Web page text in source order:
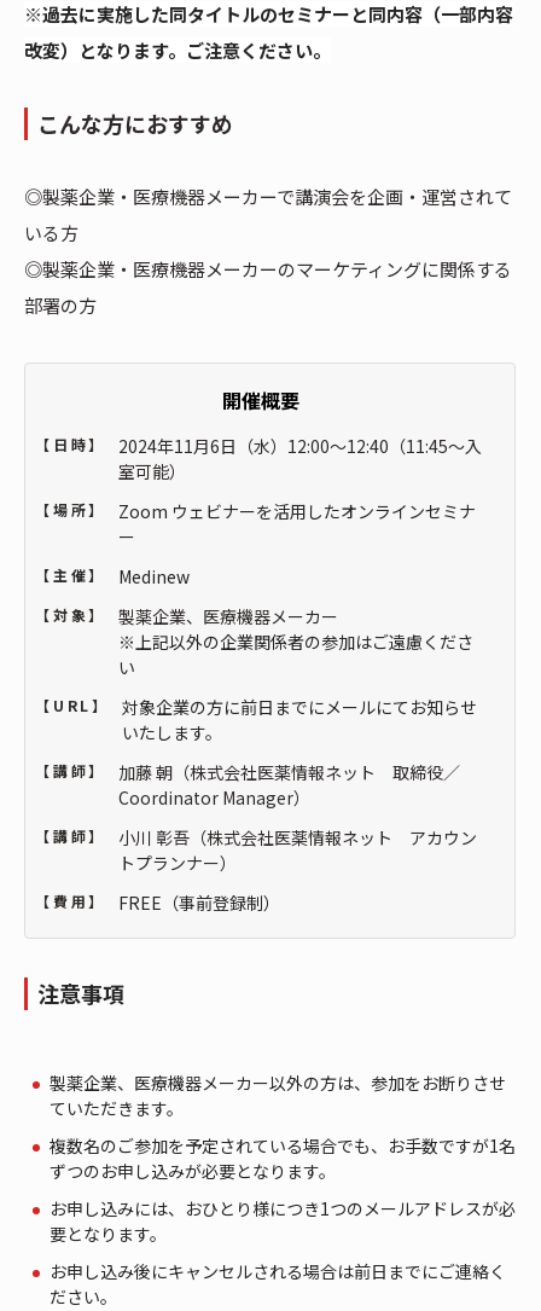
※過去に実施した同タイトルのセミナーと同内容（一部内容
改変）となります。ご注意ください。
こんな方におすすめ
◎製薬企業・医療機器メーカーで講演会を企画・運営されて
いる方
◎製薬企業・医療機器メーカーのマーケティングに関係する
部署の方
開催概要
【日時】
2024年11月6日（水）12:00～12:40（11:45～入
室可能）
【場所】
Zoom ウェビナーを活用したオンラインセミナ
ー
【主催】 Medinew
【対象】
製薬企業、医療機器メーカー
※上記以外の企業関係者の参加はご遠慮くださ
い
【URL】
対象企業の方に前日までにメールにてお知らせ
いたします。
【講師】
加藤 朝（株式会社医薬情報ネット 取締役／
Coordinator Manager）
【講師】
小川 彰吾（株式会社医薬情報ネット アカウン
トプランナー）
【費用】 FREE（事前登録制）
注意事項
製薬企業、医療機器メーカー以外の方は、参加をお断りさせ
ていただきます。
複数名のご参加を予定されている場合でも、お手数ですが1名
ずつのお申し込みが必要となります。
お申し込みには、おひとり様につき1つのメールアドレスが必
要となります。
お申し込み後にキャンセルされる場合は前日までにご連絡く
ださい。